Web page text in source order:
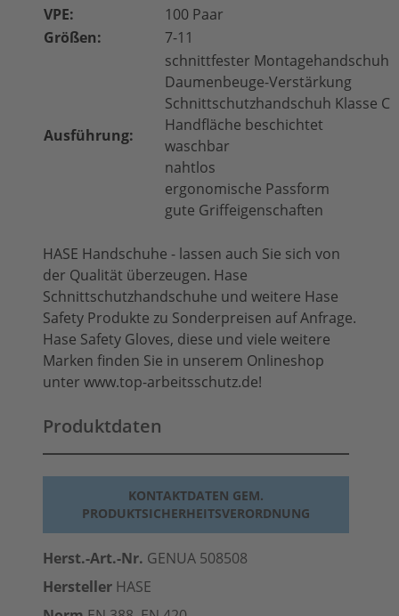
VPE:
100 Paar
Größen:
7-11
Ausführung:
schnittfester Montagehandschuh
Daumenbeuge-Verstärkung
Schnittschutzhandschuh Klasse C
Handfläche beschichtet
waschbar
nahtlos
ergonomische Passform
gute Griffeigenschaften
HASE Handschuhe - lassen auch Sie sich von
der Qualität überzeugen. Hase
Schnittschutzhandschuhe und weitere Hase
Safety Produkte zu Sonderpreisen auf Anfrage.
Hase Safety Gloves, diese und viele weitere
Marken finden Sie in unserem Onlineshop
unter www.top-arbeitsschutz.de!
Produktdaten
KONTAKTDATEN GEM.
PRODUKTSICHERHEITSVERORDNUNG
Herst.-Art.-Nr. GENUA 508508
Hersteller HASE